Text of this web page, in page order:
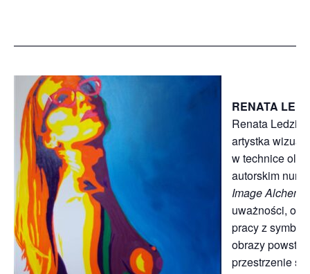
RENATA
Renata
artystka
w technice
autorskim
Image Alchemy
uważności,
pracy z
obrazy
przestrzenie